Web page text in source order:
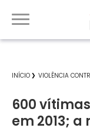
INÍCIO VIOLÊNCIA
600
em 2013;